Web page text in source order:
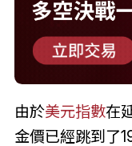
由於美元指數在
金價已經跳到了